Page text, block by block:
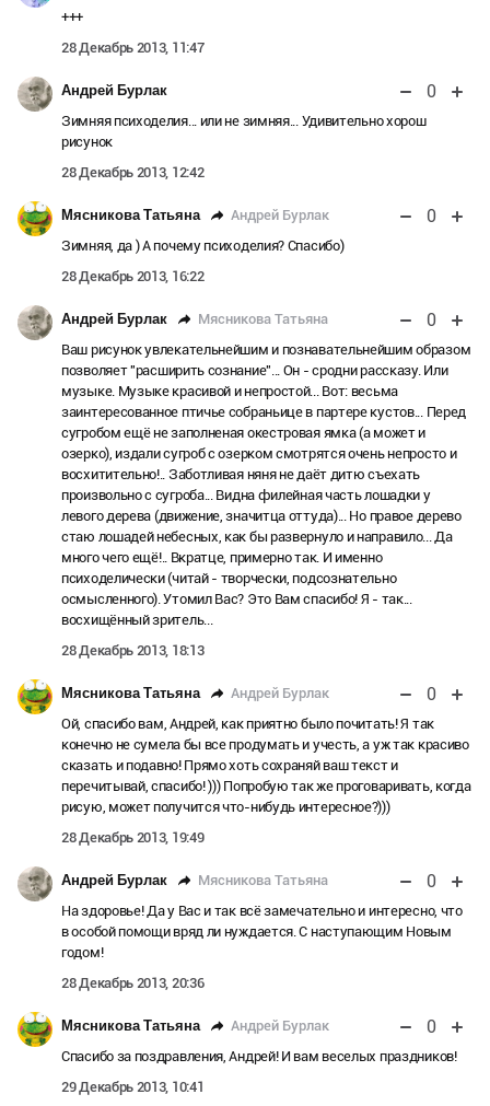
+++
28 Декабрь 2013, 11:47
Андрей Бурлак 0
Зимняя психоделия... или не зимняя... Удивительно хорош
рисунок
28 Декабрь 2013, 12:42
Мясникова Татьяна Андрей Бурлак 0
Зимняя, да ) А почему психоделия? Спасибо)
28 Декабрь 2013, 16:22
Андрей Бурлак Мясникова Татьяна 0
Ваш рисунок увлекательнейшим и познавательнейшим образом
позволяет "расширить сознание"... Он - сродни рассказу. Или
музыке. Музыке красивой и непростой... Вот: весьма
заинтересованное птичье собраньице в партере кустов... Перед
сугробом ещё не заполненая окестровая ямка (а может и
озерко), издали сугроб с озерком смотрятся очень непросто и
восхитительно!.. Заботливая няня не даёт дитю съехать
произвольно с сугроба... Видна филейная часть лошадки у
левого дерева (движение, значитца оттуда)... Но правое дерево
стаю лошадей небесных, как бы развернуло и направило... Да
много чего ещё!.. Вкратце, примерно так. И именно
психоделически (читай - творчески, подсознательно
осмысленного). Утомил Вас? Это Вам спасибо! Я - так...
восхищённый зритель...
28 Декабрь 2013, 18:13
Мясникова Татьяна Андрей Бурлак 0
Ой, спасибо вам, Андрей, как приятно было почитать! Я так
конечно не сумела бы все продумать и учесть, а уж так красиво
сказать и подавно! Прямо хоть сохраняй ваш текст и
перечитывай, спасибо! ))) Попробую так же проговаривать, когда
рисую, может получится что-нибудь интересное?)))
28 Декабрь 2013, 19:49
Андрей Бурлак Мясникова Татьяна 0
На здоровье! Да у Вас и так всё замечательно и интересно, что
в особой помощи вряд ли нуждается. С наступающим Новым
годом!
28 Декабрь 2013, 20:36
Мясникова Татьяна Андрей Бурлак 0
Спасибо за поздравления, Андрей! И вам веселых праздников!
29 Декабрь 2013, 10:41